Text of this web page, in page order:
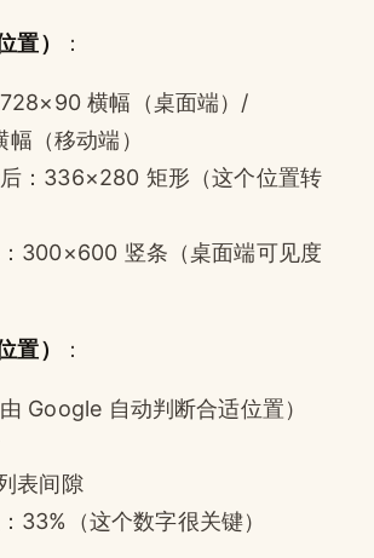
置） ：
横幅（桌面端）/
（移动端）
：336×280 矩形（这个位置转
300×600 竖条（桌面端可见度
置） ：
Google 自动判断合适位置）
表间隙
33%（这个数字很关键）